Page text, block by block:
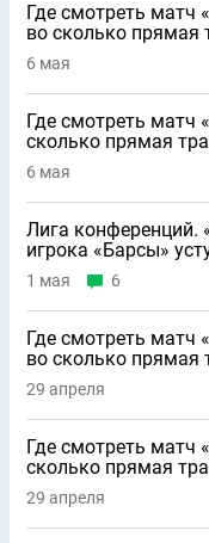
Где смотреть матч
во сколько прямая
6 мая
Где смотреть матч
сколько прямая
6 мая
Лига конференций.
игрока «Барсы»
1 мая 6
Где смотреть матч
во сколько прямая
29 апреля
Где смотреть матч
сколько прямая
29 апреля